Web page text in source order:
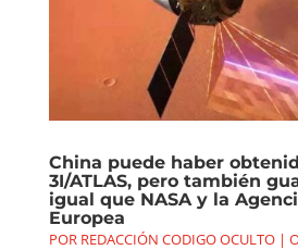
China puede haber
3I/ATLAS, pero también
igual que NASA y la
Europea
POR REDACCIÓN CODIGO OCULTO|